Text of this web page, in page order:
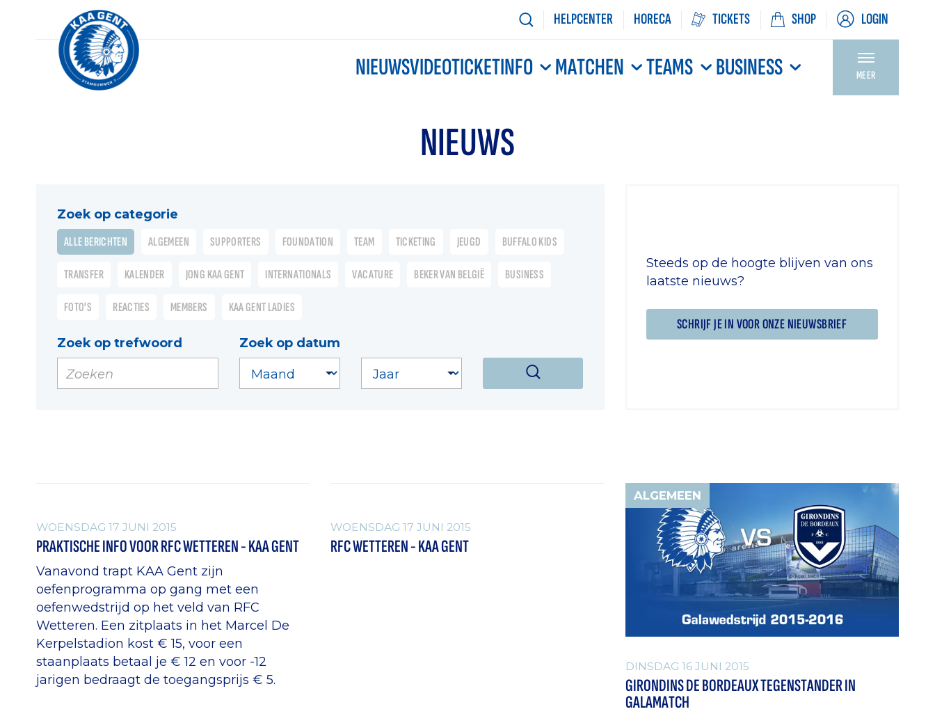
HELPCENTER HORECA TICKETS SHOP LOGIN
NIEUWSVIDEOTICKETINFO MATCHEN TEAMS BUSINESS MEER
NIEUWS
Zoek op categorie
ALLE BERICHTEN
ALGEMEEN SUPPORTERS FOUNDATION TEAM TICKETING JEUGD BUFFALO KIDS
TRANSFER KALENDER JONG KAA GENT INTERNATIONALS VACATURE BEKER VAN BELGIË BUSINESS
FOTO'S REACTIES MEMBERS KAA GENT LADIES
Zoek op trefwoord Zoek op datum
Steeds op de hoogte blijven van ons
laatste nieuws?
SCHRIJF JE IN VOOR ONZE NIEUWSBRIEF
WOENSDAG 17 JUNI 2015
PRAKTISCHE INFO VOOR RFC WETTEREN - KAA GENT
Vanavond trapt KAA Gent zijn
oefenprogramma op gang met een
oefenwedstrijd op het veld van RFC
Wetteren. Een zitplaats in het Marcel De
Kerpelstadion kost € 15, voor een
staanplaats betaal je € 12 en voor -12
jarigen bedraagt de toegangsprijs € 5.
WOENSDAG 17 JUNI 2015
RFC WETTEREN - KAA GENT
ALGEMEEN
DINSDAG 16 JUNI 2015
GIRONDINS DE BORDEAUX TEGENSTANDER IN
GALAMATCH